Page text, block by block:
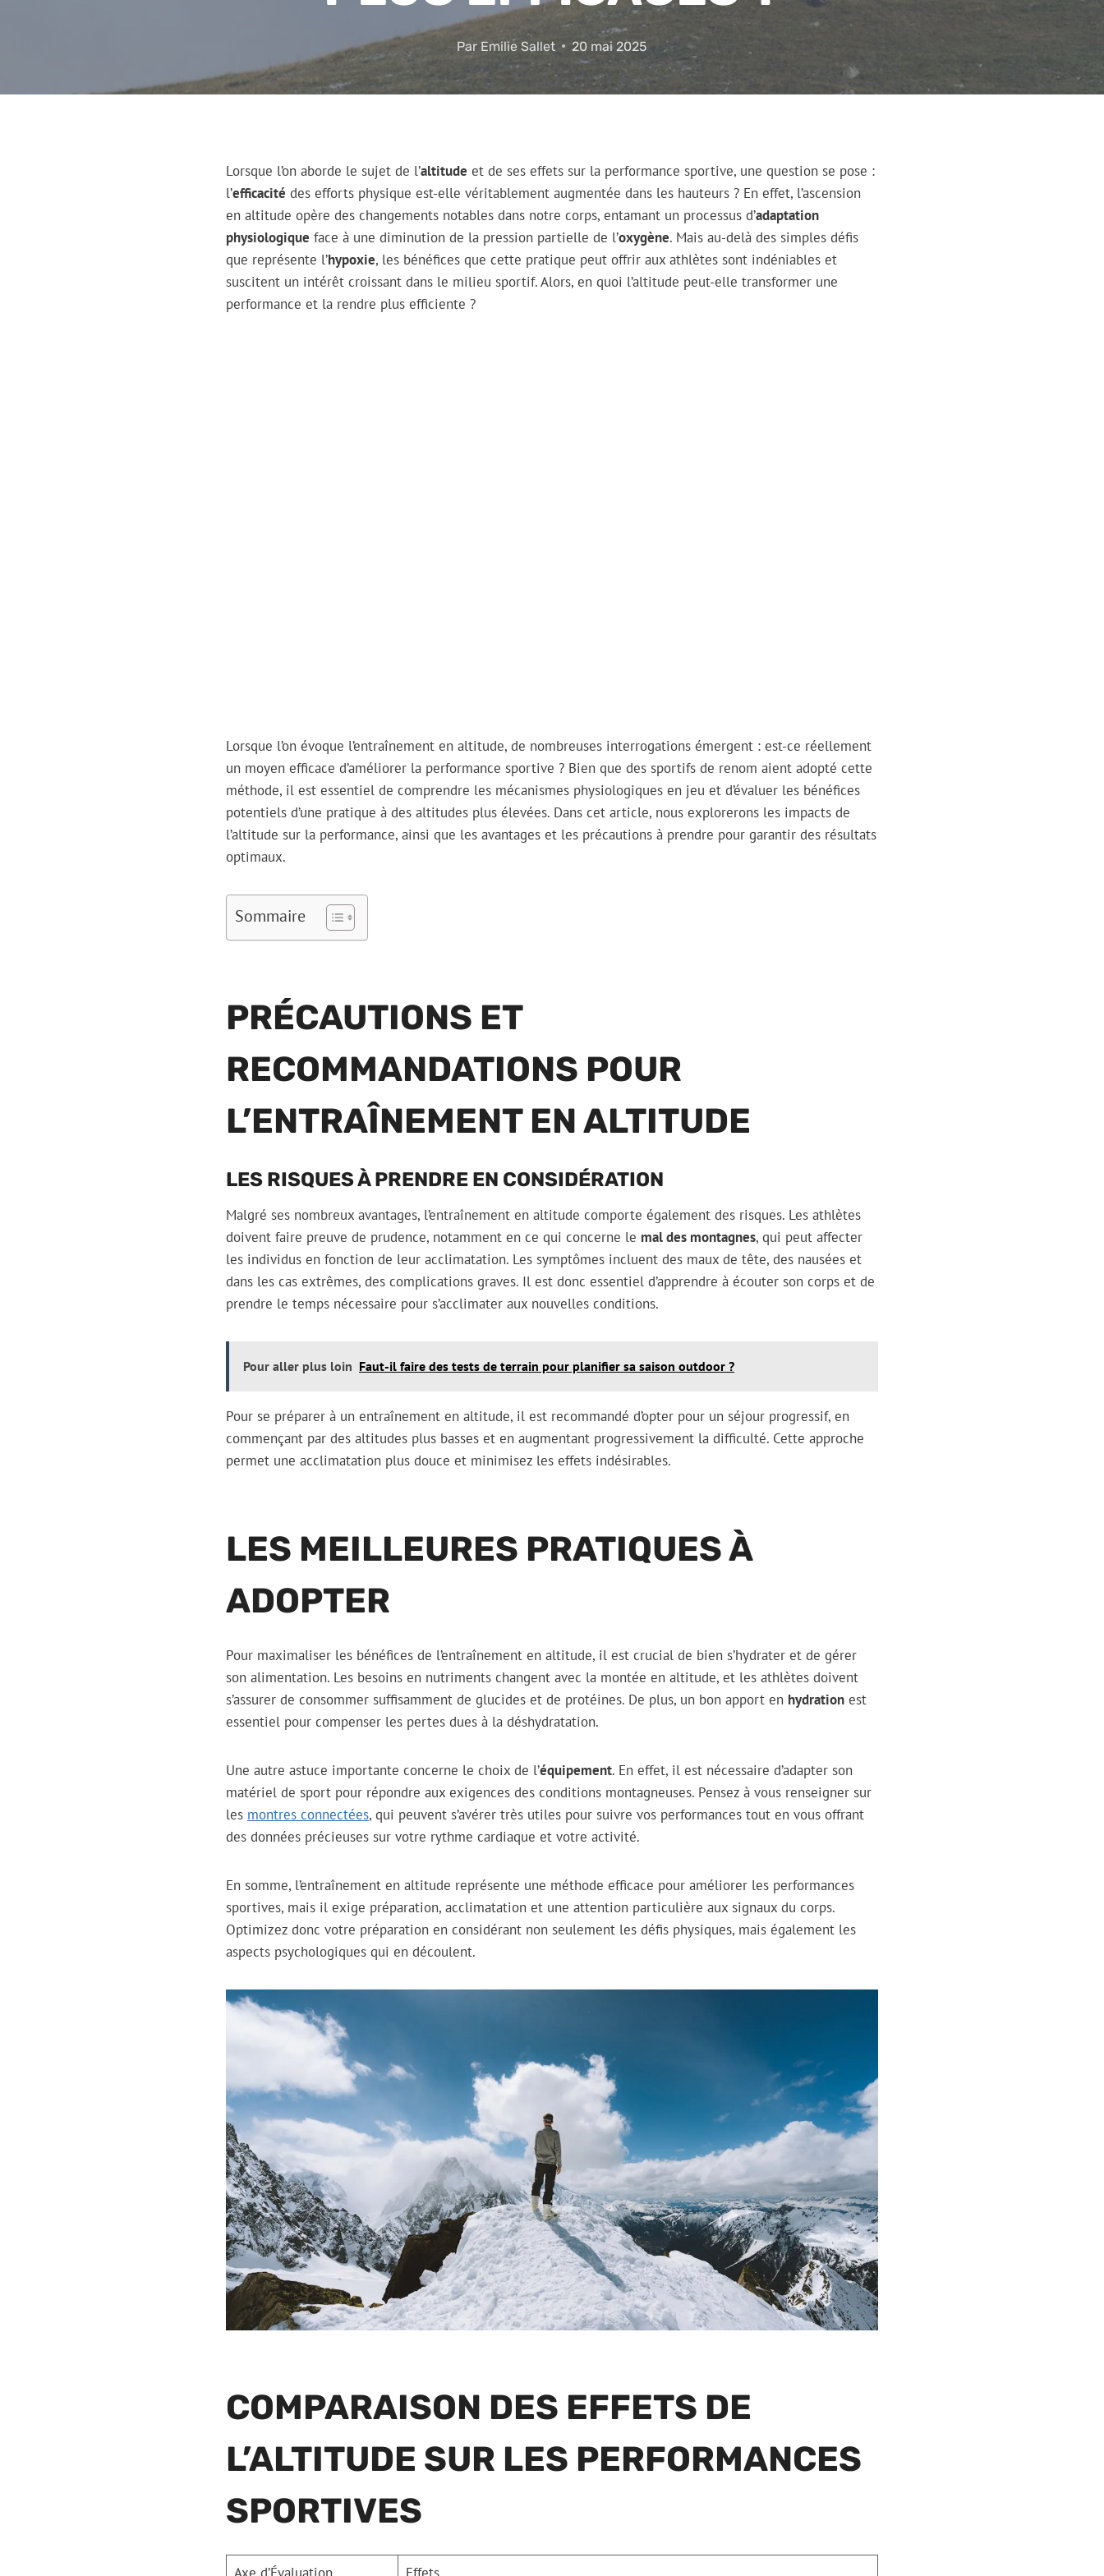
Par Emilie Sallet 20 mai 2025
Lorsque l’on aborde le sujet de l’altitude et de ses effets sur la performance sportive, une question se pose :
l’efficacité des efforts physique est-elle véritablement augmentée dans les hauteurs ? En effet, l’ascension
en altitude opère des changements notables dans notre corps, entamant un processus d’adaptation
physiologique face à une diminution de la pression partielle de l’oxygène. Mais au-delà des simples défis
que représente l’hypoxie, les bénéfices que cette pratique peut offrir aux athlètes sont indéniables et
suscitent un intérêt croissant dans le milieu sportif. Alors, en quoi l’altitude peut-elle transformer une
performance et la rendre plus efficiente ?
Lorsque l’on évoque l’entraînement en altitude, de nombreuses interrogations émergent : est-ce réellement
un moyen efficace d’améliorer la performance sportive ? Bien que des sportifs de renom aient adopté cette
méthode, il est essentiel de comprendre les mécanismes physiologiques en jeu et d’évaluer les bénéfices
potentiels d’une pratique à des altitudes plus élevées. Dans cet article, nous explorerons les impacts de
l’altitude sur la performance, ainsi que les avantages et les précautions à prendre pour garantir des résultats
optimaux.
Sommaire
PRÉCAUTIONS ET
RECOMMANDATIONS POUR
L’ENTRAÎNEMENT EN ALTITUDE
LES RISQUES À PRENDRE EN CONSIDÉRATION
Malgré ses nombreux avantages, l’entraînement en altitude comporte également des risques. Les athlètes
doivent faire preuve de prudence, notamment en ce qui concerne le mal des montagnes, qui peut affecter
les individus en fonction de leur acclimatation. Les symptômes incluent des maux de tête, des nausées et
dans les cas extrêmes, des complications graves. Il est donc essentiel d’apprendre à écouter son corps et de
prendre le temps nécessaire pour s’acclimater aux nouvelles conditions.
Pour aller plus loin Faut-il faire des tests de terrain pour planifier sa saison outdoor ?
Pour se préparer à un entraînement en altitude, il est recommandé d’opter pour un séjour progressif, en
commençant par des altitudes plus basses et en augmentant progressivement la difficulté. Cette approche
permet une acclimatation plus douce et minimisez les effets indésirables.
LES MEILLEURES PRATIQUES À
ADOPTER
Pour maximaliser les bénéfices de l’entraînement en altitude, il est crucial de bien s’hydrater et de gérer
son alimentation. Les besoins en nutriments changent avec la montée en altitude, et les athlètes doivent
s’assurer de consommer suffisamment de glucides et de protéines. De plus, un bon apport en hydration est
essentiel pour compenser les pertes dues à la déshydratation.
Une autre astuce importante concerne le choix de l’équipement. En effet, il est nécessaire d’adapter son
matériel de sport pour répondre aux exigences des conditions montagneuses. Pensez à vous renseigner sur
les montres connectées, qui peuvent s’avérer très utiles pour suivre vos performances tout en vous offrant
des données précieuses sur votre rythme cardiaque et votre activité.
En somme, l’entraînement en altitude représente une méthode efficace pour améliorer les performances
sportives, mais il exige préparation, acclimatation et une attention particulière aux signaux du corps.
Optimizez donc votre préparation en considérant non seulement les défis physiques, mais également les
aspects psychologiques qui en découlent.
COMPARAISON DES EFFETS DE
L’ALTITUDE SUR LES PERFORMANCES
SPORTIVES